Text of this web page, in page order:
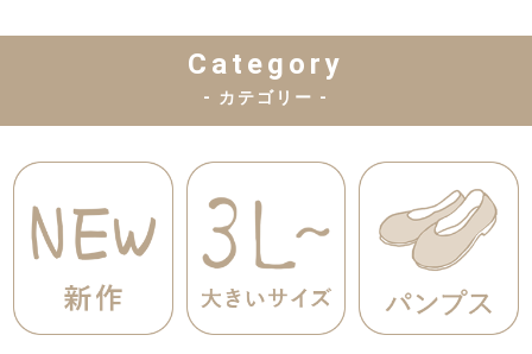
Category
- カテゴリー -